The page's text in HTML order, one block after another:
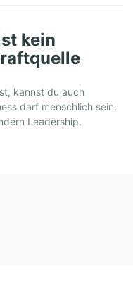
kein
kannst du auch
darf menschlich sein.
Leadership.